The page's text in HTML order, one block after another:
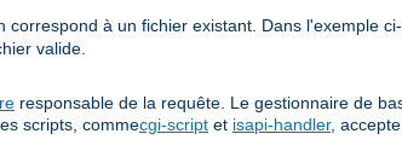
à un fichier existant. Dans l'exemple
valide.
responsable de la requête. Le gestionnaire de
scripts, commecgi-script et isapi-handler,